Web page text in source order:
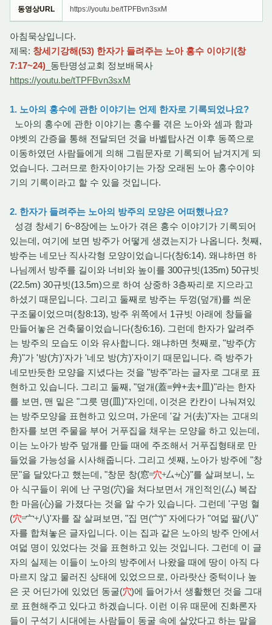
동영상URL https://youtu.be/tTPFBvn3sxM
아침묵상입니다.
제목: 창세기강해(53) 한자가 들려주는 노아 홍수 이야기(창
7:17~24) _동탄명성교회 정보배목사
https://youtu.be/tTPFBvn3sxM
1. 노아의 홍수에 관한 이야기는 언제 한자로 기록되었나요?
노아의 홍수에 관한 이야기는 홍수를 겪은 노아와 셈과 함과
야벳의 간증을 통해 전달되던 것을 바벨탑사건 이후 동쪽으로
이동하였던 사람들에게 의해 그림문자로 기록되어 남겨지게 되
었습니다. 그러므로 한자이야기는 가장 오래된 노아 홍수이야
기의 기록이라고 할 수 있을 것입니다.
2. 한자가 들려주는 노아의 방주의 모양은 어떠했나요?
성경 창세기 6~8장에는 노아가 겪은 홍수 이야기가 기록되어
있는데, 여기에 보면 방주가 어떻게 생겼는지가 나옵니다. 첫째,
방주는 네모난 직사각형 모양이었습니다(창6:14). 왜냐하면 하
나님께서 방주를 길이와 너비와 높이를 300규빗(135m) 50규빗
(22.5m) 30규빗(13.5m)으로 하여 상중하 3층짜리로 지으라고
하셨기 때문입니다. 그리고 둘째로 방주는 두껑(덮개)를 씌운
구조물이었으며(창8:13), 방주 위쪽에서 1규빗 아래에 창들을
만들어놓은 건축물이었습니다(창6:16). 그런데 한자가 알려주
는 방주의 모습도 이와 유사합니다. 왜냐하면 첫째로, "방주(方
舟)"가 '방(方)'자가 '네모 방(方)'자이기 때문입니다. 즉 방주가
네모반듯한 모양을 지녔다는 것을 "방주"라는 글자로 그대로 표
현하고 있습니다. 그리고 둘째, "덮개(蓋=艸+去+皿)"라는 한자
를 보면, 맨 밑은 "그릇 명(皿)"자인데, 이것은 칸칸이 나눠져있
는 방주모양을 표현하고 있으며, 가운데 '갈 거(去)"자는 고대의
한자를 보면 주물을 부어 거푸집을 채우는 모양을 하고 있는데,
이는 노아가 방주 덮개를 만들 때에 주조해서 거푸집형태로 만
들었을 가능성을 시사해줍니다. 그리고 셋째, 노아가 방주에 "창
문"을 달았다고 했는데, "창문 창(窓=穴+厶+心)"를 살펴보니, 노
아 식구들이 위에 난 구멍(穴)을 쳐다보면서 개인적인(厶) 복잡
한 마음(心)을 가졌다는 것을 알 수가 있습니다. 그런데 '구멍 혈
(穴=宀+八)'자를 잘 살펴보면, "집 면(宀)" 자에다가 "여덟 팔(八)"
자를 합쳐놓은 글자입니다. 이는 집과 같은 노아의 방주 안에서
여덟 명이 있었다는 것을 표현하고 있는 것입니다. 그런데 이 글
자의 실제는 이들이 노아의 방주에서 나왔을 때에 땅이 아직 다
마르지 않고 물러진 상태에 있었으므로, 아라랏산 중턱이나 높
은 곳 어딘가에 있었던 동굴(穴)에 들어가서 생활했던 것을 그대
로 표현해주고 있다고 하겠습니다. 이런 이유 때문에 진화론자
들이 구석기 시대에는 사람들이 동굴 속에 살았다고 하는 말을